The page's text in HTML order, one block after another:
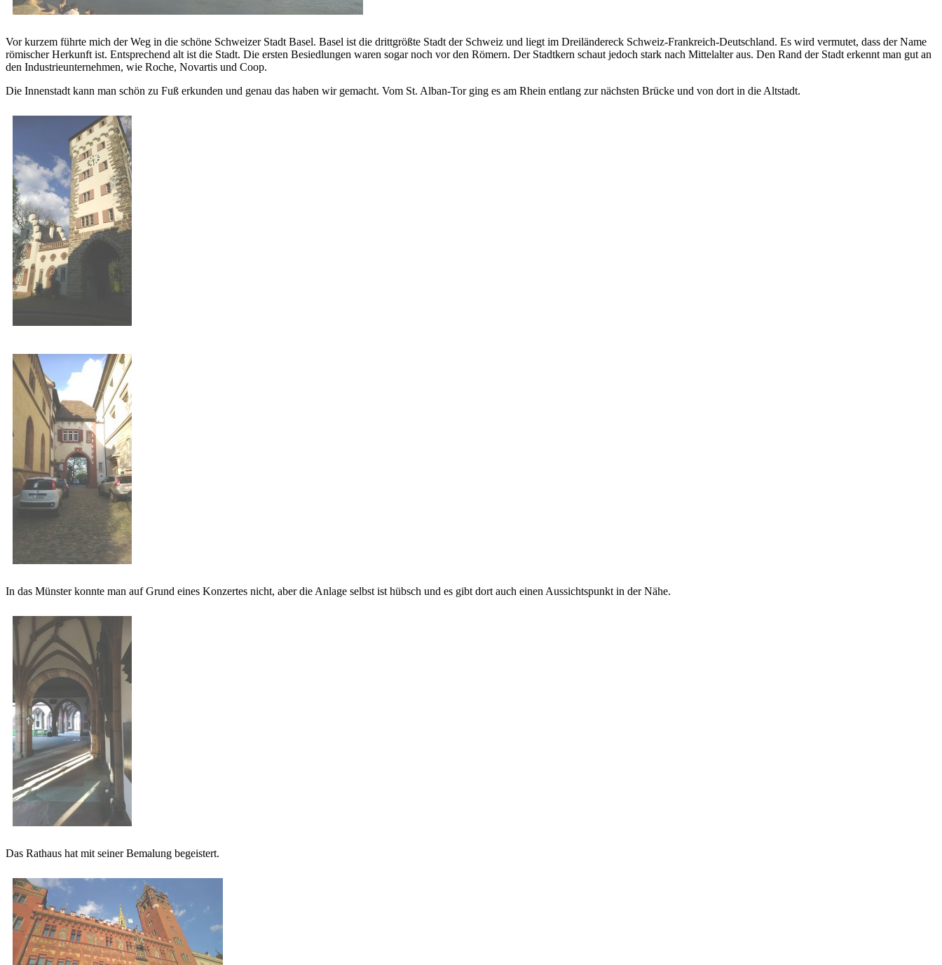
Vor kurzem führte mich der Weg in die schöne Schweizer Stadt Basel. Basel ist die drittgrößte Stadt der Schweiz und liegt im Dreiländereck Schweiz-Frankreich-Deutschland. Es wird vermutet, dass der Name
römischer Herkunft ist. Entsprechend alt ist die Stadt. Die ersten Besiedlungen waren sogar noch vor den Römern. Der Stadtkern schaut jedoch stark nach Mittelalter aus. Den Rand der Stadt erkennt man gut an
den Industrieunternehmen, wie Roche, Novartis und Coop.
Die Innenstadt kann man schön zu Fuß erkunden und genau das haben wir gemacht. Vom St. Alban-Tor ging es am Rhein entlang zur nächsten Brücke und von dort in die Altstadt.
In das Münster konnte man auf Grund eines Konzertes nicht, aber die Anlage selbst ist hübsch und es gibt dort auch einen Aussichtspunkt in der Nähe.
Das Rathaus hat mit seiner Bemalung begeistert.